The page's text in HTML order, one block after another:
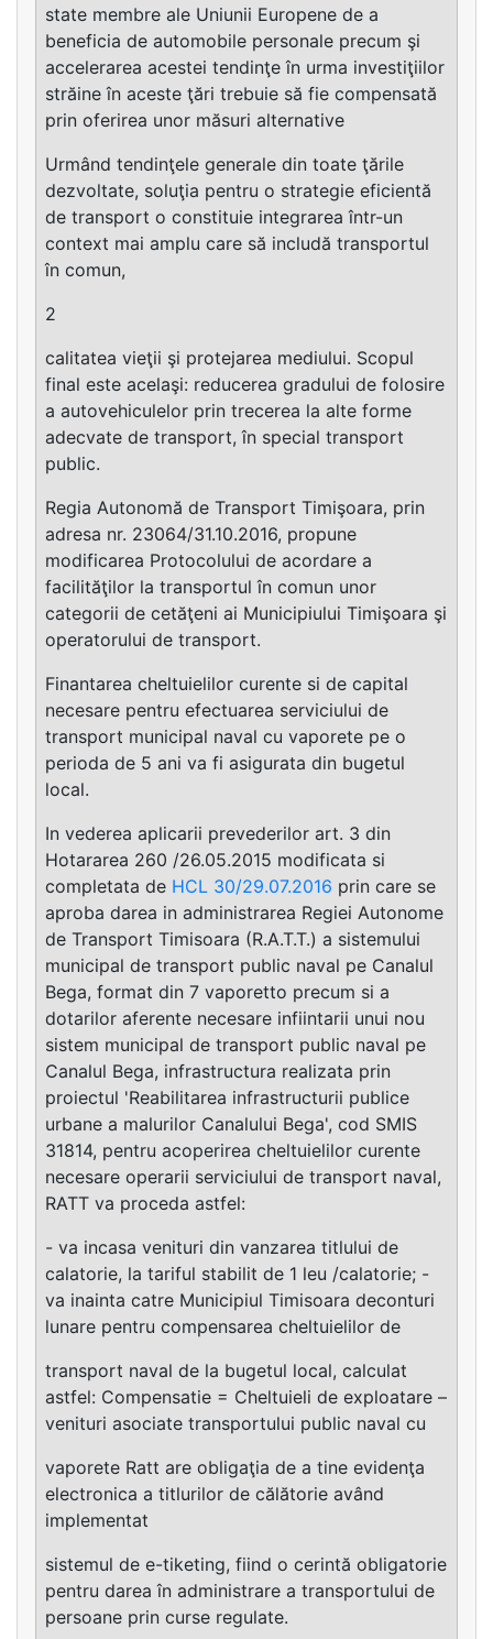
state membre ale Uniunii Europene de a
beneficia de automobile personale precum şi
accelerarea acestei tendinţe în urma investiţiilor
străine în aceste ţări trebuie să fie compensată
prin oferirea unor măsuri alternative
Urmând tendinţele generale din toate ţările
dezvoltate, soluţia pentru o strategie eficientă
de transport o constituie integrarea într-un
context mai amplu care să includă transportul
în comun,
2
calitatea vieţii şi protejarea mediului. Scopul
final este acelaşi: reducerea gradului de folosire
a autovehiculelor prin trecerea la alte forme
adecvate de transport, în special transport
public.
Regia Autonomă de Transport Timişoara, prin
adresa nr. 23064/31.10.2016, propune
modificarea Protocolului de acordare a
facilităţilor la transportul în comun unor
categorii de cetăţeni ai Municipiului Timişoara şi
operatorului de transport.
Finantarea cheltuielilor curente si de capital
necesare pentru efectuarea serviciului de
transport municipal naval cu vaporete pe o
perioda de 5 ani va fi asigurata din bugetul
local.
In vederea aplicarii prevederilor art. 3 din
Hotararea 260 /26.05.2015 modificata si
completata de HCL 30/29.07.2016 prin care se
aproba darea in administrarea Regiei Autonome
de Transport Timisoara (R.A.T.T.) a sistemului
municipal de transport public naval pe Canalul
Bega, format din 7 vaporetto precum si a
dotarilor aferente necesare infiintarii unui nou
sistem municipal de transport public naval pe
Canalul Bega, infrastructura realizata prin
proiectul 'Reabilitarea infrastructurii publice
urbane a malurilor Canalului Bega', cod SMIS
31814, pentru acoperirea cheltuielilor curente
necesare operarii serviciului de transport naval,
RATT va proceda astfel:
- va incasa venituri din vanzarea titlului de
calatorie, la tariful stabilit de 1 leu /calatorie; -
va inainta catre Municipiul Timisoara deconturi
lunare pentru compensarea cheltuielilor de
transport naval de la bugetul local, calculat
astfel: Compensatie = Cheltuieli de exploatare –
venituri asociate transportului public naval cu
vaporete Ratt are obligaţia de a tine evidenţa
electronica a titlurilor de călătorie având
implementat
sistemul de e-tiketing, fiind o cerintă obligatorie
pentru darea în administrare a transportului de
persoane prin curse regulate.